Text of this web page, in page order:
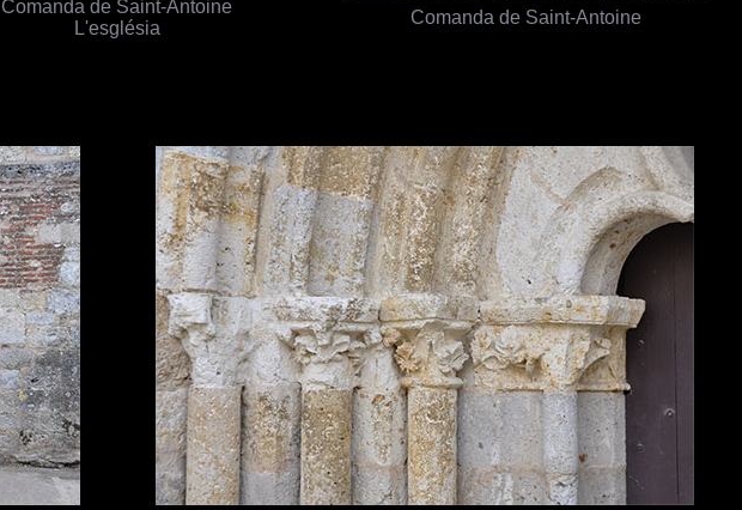
Comanda de Saint-Antoine
L'església
Comanda de Saint-Antoine